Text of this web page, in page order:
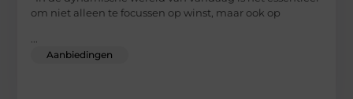
om niet alleen te focussen op winst, maar ook op
Aanbiedingen